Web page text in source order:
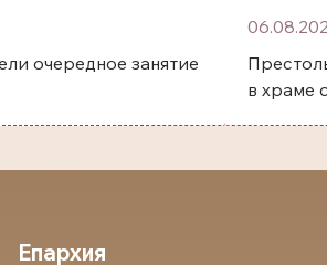
очередное занятие
в храме
Епархия